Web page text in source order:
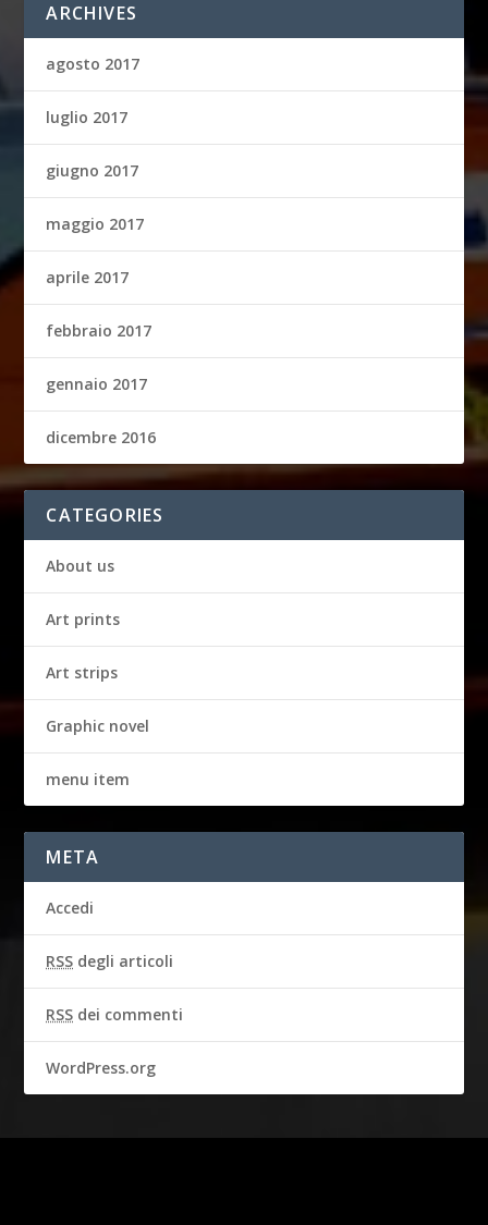
ARCHIVES
agosto 2017
luglio 2017
giugno 2017
maggio 2017
aprile 2017
febbraio 2017
gennaio 2017
dicembre 2016
CATEGORIES
About us
Art prints
Art strips
Graphic novel
menu item
META
Accedi
RSS degli articoli
RSS dei commenti
WordPress.org